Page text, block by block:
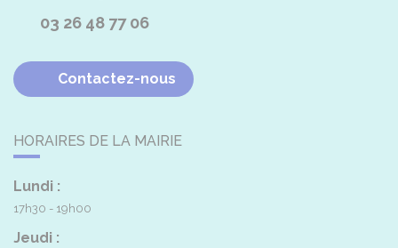
03 26 48 77 06
Contactez-nous
HORAIRES DE LA MAIRIE
Lundi :
17h30 - 19h00
Jeudi :